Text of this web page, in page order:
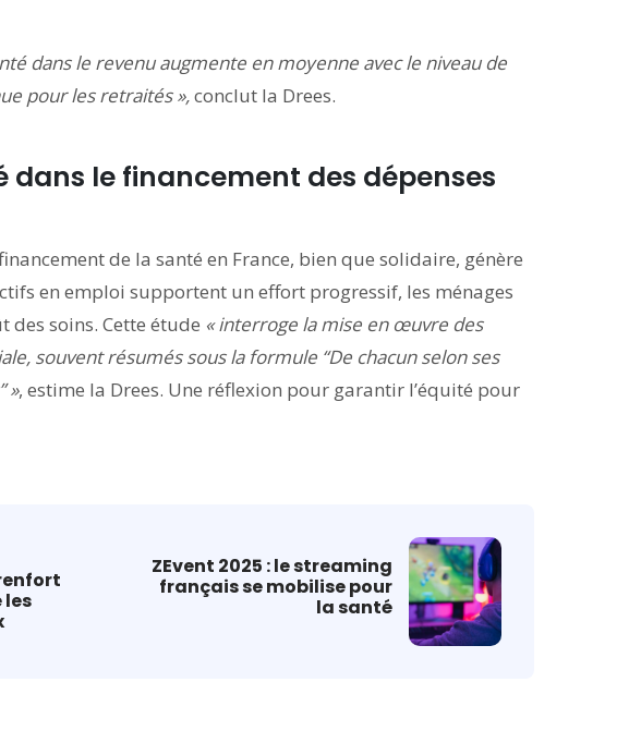
dans le revenu augmente en moyenne avec le niveau de
pour les retraités »,conclut la Drees.
dans le financement des dépenses
de la santé en France, bien que solidaire, génère
en emploi supportent un effort progressif, les ménages
des soins. Cette étude « interroge la mise en œuvre des
souvent résumés sous la formule “De chacun selon ses
», estime la Drees. Une réflexion pour garantir l’équité pour
ZEvent 2025 : le streaming
français se mobilise pour
la santé